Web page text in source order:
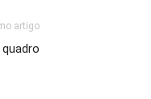
artigo